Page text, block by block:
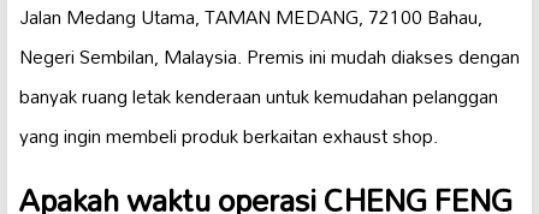
Jalan Medang Utama, TAMAN MEDANG, 72100 Bahau,
Negeri Sembilan, Malaysia. Premis ini mudah diakses dengan
banyak ruang letak kenderaan untuk kemudahan pelanggan
yang ingin membeli produk berkaitan exhaust shop.
Apakah waktu operasi CHENG FENG